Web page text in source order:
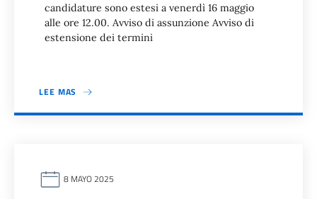
candidature sono estesi a venerdì 16 maggio
alle ore 12.00. Avviso di assunzione Avviso di
estensione dei termini
LEE MAS
8 MAYO 2025